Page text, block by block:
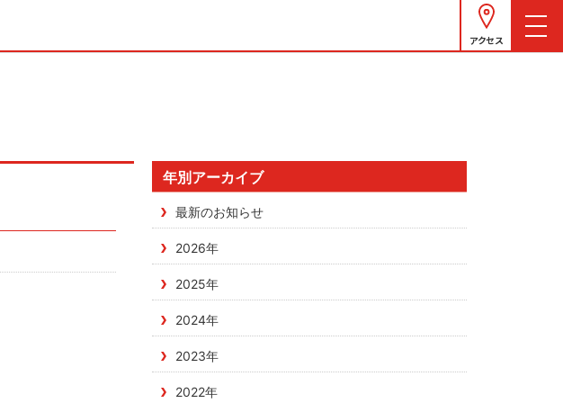
アクセス
年別アーカイブ
最新のお知らせ
2026年
2025年
2024年
2023年
2022年